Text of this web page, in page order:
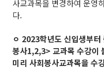
사교과목을 변경하여 운영
다.
ㅇ 2023학년도 신입생부
봉사1,2,3> 교과목 수강이
미리 사회봉사교과목을 수